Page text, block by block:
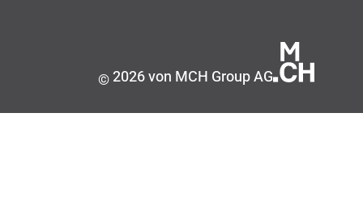
©2026 von MCH Group AG